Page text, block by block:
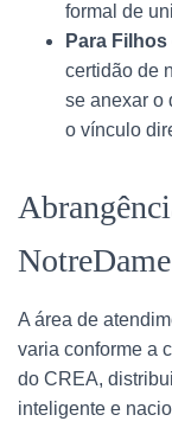
formal de
Para
certidão de
se anexar o
o vínculo
A área de
varia conforme a
do CREA,
inteligente e